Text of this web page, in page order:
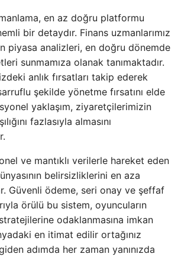
en az doğru platformu
bir detaydır. Finans uzmanlarımız
piyasa analizleri, en doğru dönemde
sunmamıza olanak tanımaktadır.
anlık fırsatları takip ederek
şekilde yönetme fırsatını elde
yaklaşım, ziyaretçilerimizin
fazlasıyla almasını
ve mantıklı verilerle hareket eden
belirsizliklerini en aza
Güvenli ödeme, seri onay ve şeffaf
örülü bu sistem, oyuncuların
odaklanmasına imkan
en itimat edilir ortağınız
adımda her zaman yanınızda